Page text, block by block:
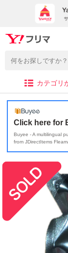
カテゴリ
Click here for
Buyee - A multilingual
from JDirectItems